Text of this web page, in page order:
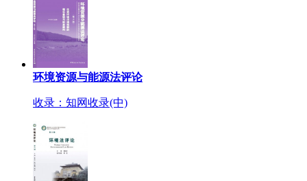
环境资源与能源法评论
收录：知网收录(中)